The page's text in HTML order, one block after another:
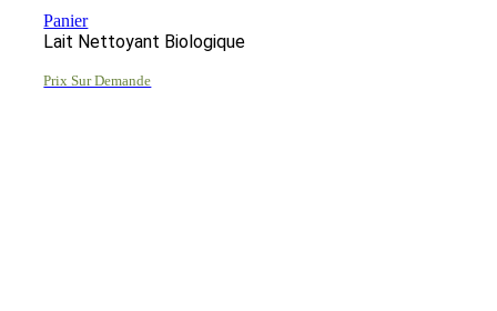
Panier
Lait Nettoyant Biologique
Prix Sur Demande